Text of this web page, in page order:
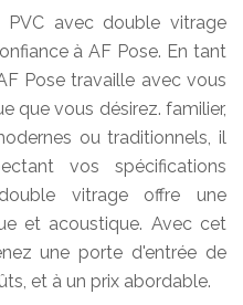
avec double vitrage
à AF Pose. En tant
Pose travaille avec vous
que vous désirez. familier,
ou traditionnels, il
vos spécifications
vitrage offre une
et acoustique. Avec cet
une porte d'entrée de
et à un prix abordable.